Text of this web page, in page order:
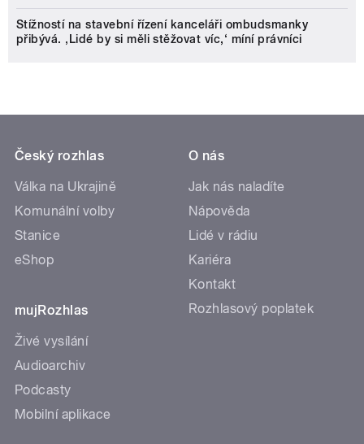
Stížností na stavební řízení kanceláři ombudsmanky
přibývá. ‚Lidé by si měli stěžovat víc,‘ míní právníci
Český rozhlas
Válka na Ukrajině
Komunální volby
Stanice
eShop
mujRozhlas
Živé vysílání
Audioarchiv
Podcasty
Mobilní aplikace
O nás
Jak nás naladíte
Nápověda
Lidé v rádiu
Kariéra
Kontakt
Rozhlasový poplatek